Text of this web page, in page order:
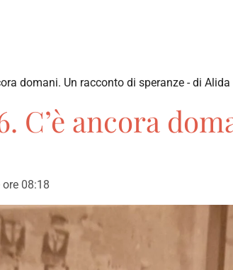
domani. Un racconto di speranze - di Alida
C’è ancora
08:18